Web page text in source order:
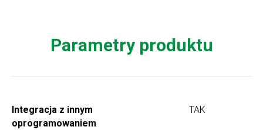
Parametry produktu
Integracja z innym
oprogramowaniem
TAK